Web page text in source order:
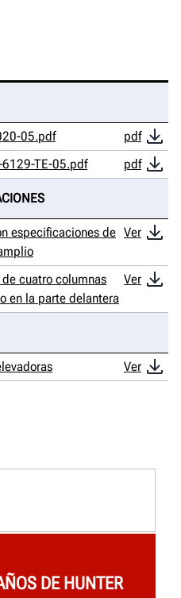
05.pdf
pdf
TE-05.pdf
pdf
especificaciones de Ver
cuatro columnas
en la parte delantera
Ver
Ver
DE HUNTER